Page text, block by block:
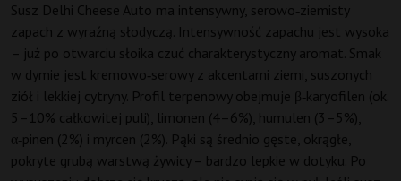
Susz Delhi Cheese Auto ma intensywny, serowo‑ziemisty
zapach z wyraźną słodyczą. Intensywność zapachu jest wysoka
– już po otwarciu słoika czuć charakterystyczny aromat. Smak
w dymie jest kremowo‑serowy z akcentami ziemi, suszonych
ziół i lekkiej cytryny. Profil terpenowy obejmuje β‑karyofilen (ok.
5–10% całkowitej puli), limonen (4–6%), humulen (3–5%),
α‑pinen (2%) i myrcen (2%). Pąki są średnio gęste, okrągłe,
pokryte grubą warstwą żywicy – bardzo lepkie w dotyku. Po